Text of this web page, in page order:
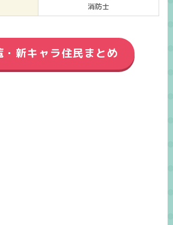
消防士
・新キャラ住民まとめ